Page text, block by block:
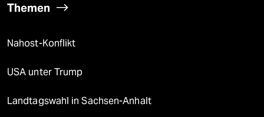
Themen
Nahost-Konflikt
USA unter Trump
Landtagswahl in Sachsen-Anhalt